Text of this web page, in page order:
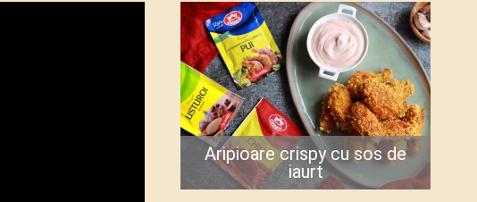
Aripioare crispy cu sos de
iaurt